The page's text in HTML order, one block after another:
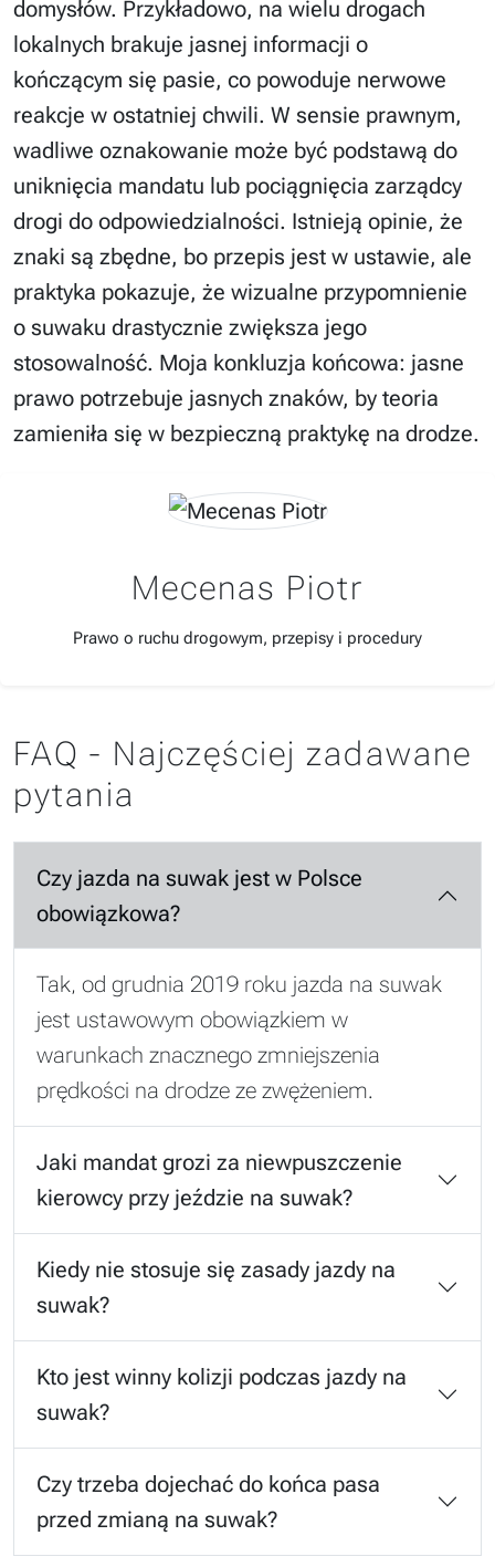
domysłów. Przykładowo, na wielu drogach
lokalnych brakuje jasnej informacji o
kończącym się pasie, co powoduje nerwowe
reakcje w ostatniej chwili. W sensie prawnym,
wadliwe oznakowanie może być podstawą do
uniknięcia mandatu lub pociągnięcia zarządcy
drogi do odpowiedzialności. Istnieją opinie, że
znaki są zbędne, bo przepis jest w ustawie, ale
praktyka pokazuje, że wizualne przypomnienie
o suwaku drastycznie zwiększa jego
stosowalność. Moja konkluzja końcowa: jasne
prawo potrzebuje jasnych znaków, by teoria
zamieniła się w bezpieczną praktykę na drodze.
Mecenas Piotr
Prawo o ruchu drogowym, przepisy i procedury
FAQ - Najczęściej zadawane
pytania
Czy jazda na suwak jest w Polsce
obowiązkowa?
Tak, od grudnia 2019 roku jazda na suwak
jest ustawowym obowiązkiem w
warunkach znacznego zmniejszenia
prędkości na drodze ze zwężeniem.
Jaki mandat grozi za niewpuszczenie
kierowcy przy jeździe na suwak?
Kiedy nie stosuje się zasady jazdy na
suwak?
Kto jest winny kolizji podczas jazdy na
suwak?
Czy trzeba dojechać do końca pasa
przed zmianą na suwak?